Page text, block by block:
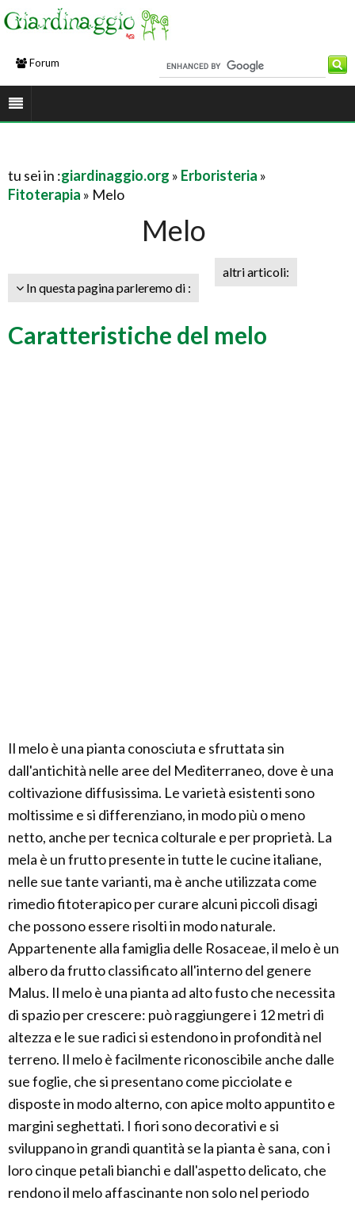
Forum
tu sei in :giardinaggio.org » Erboristeria »
Fitoterapia » Melo
Melo
In questa pagina parleremo di :
altri articoli:
Caratteristiche del melo
Il melo è una pianta conosciuta e sfruttata sin
dall'antichità nelle aree del Mediterraneo, dove è una
coltivazione diffusissima. Le varietà esistenti sono
moltissime e si differenziano, in modo più o meno
netto, anche per tecnica colturale e per proprietà. La
mela è un frutto presente in tutte le cucine italiane,
nelle sue tante varianti, ma è anche utilizzata come
rimedio fitoterapico per curare alcuni piccoli disagi
che possono essere risolti in modo naturale.
Appartenente alla famiglia delle Rosaceae, il melo è un
albero da frutto classificato all'interno del genere
Malus. Il melo è una pianta ad alto fusto che necessita
di spazio per crescere: può raggiungere i 12 metri di
altezza e le sue radici si estendono in profondità nel
terreno. Il melo è facilmente riconoscibile anche dalle
sue foglie, che si presentano come picciolate e
disposte in modo alterno, con apice molto appuntito e
margini seghettati. I fiori sono decorativi e si
sviluppano in grandi quantità se la pianta è sana, con i
loro cinque petali bianchi e dall'aspetto delicato, che
rendono il melo affascinante non solo nel periodo